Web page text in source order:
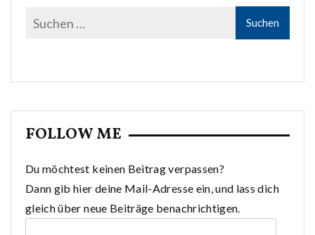
FOLLOW ME
Du möchtest keinen Beitrag verpassen?
Dann gib hier deine Mail-Adresse ein, und lass dich
gleich über neue Beiträge benachrichtigen.